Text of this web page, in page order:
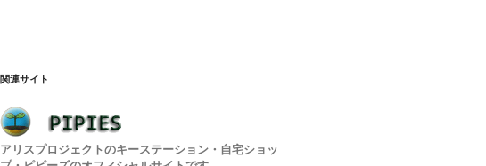
関連サイト
アリスプロジェクトのキーステーション・自宅ショッ